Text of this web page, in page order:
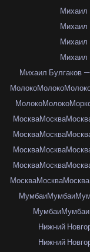
Михаил
Михаил
Михаил
Михаил
Михаил Булгаков
МолокоМолоко
МолокоМолоко
МоскваМосква
МоскваМосква
МоскваМосква
МоскваМосква
МоскваМоскваМосква
МумбаиМумбаи
МумбаиМумбаи
Нижний
Нижний